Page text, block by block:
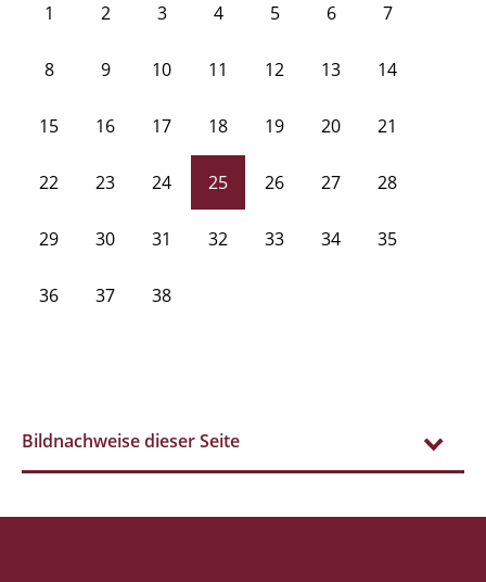
1 2 3 4 5 6 7
8 9 10 11 12 13 14
15 16 17 18 19 20 21
22 23 24 25 26 27 28
29 30 31 32 33 34 35
36 37 38
Bildnachweise dieser Seite